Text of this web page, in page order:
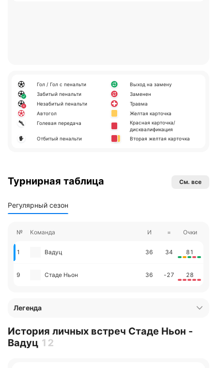
Гол / Гол с пенальти
Забитый пенальти
Незабитый пенальти
Автогол
Голевая передача
Отбитый пенальти
Выход на замену
Заменен
Травма
Желтая карточка
Красная карточка/
дисквалификация
Вторая желтая карточка
Турнирная таблица См. все
Регулярный сезон
№ Команда И = Очки
1 Вадуц 36 34 81
9 Стаде Ньон 36 -27 28
Легенда
История личных встреч Стаде Ньон -
Вадуц 12